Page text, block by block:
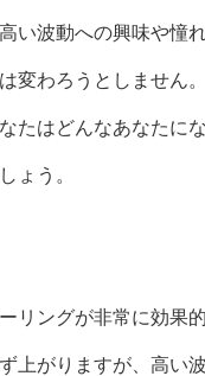
い波動への興味や憧れ
変わろうとしません。
たはどんなあなたに
ょう。
リングが非常に効果的
上がりますが、高い